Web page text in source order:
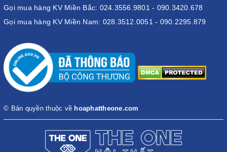
Gọi mua hàng KV Miền Bắc: 024.3556.9801 - 090.3420.678
Gọi mua hàng KV Miền Nam: 028.3512.0051 - 090.2295.879
© Bản quyền thuộc về hoaphattheone.com